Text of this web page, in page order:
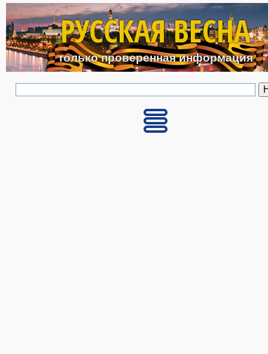
Перейти к основному
РУССКАЯ ВЕСНА
только проверенная информация